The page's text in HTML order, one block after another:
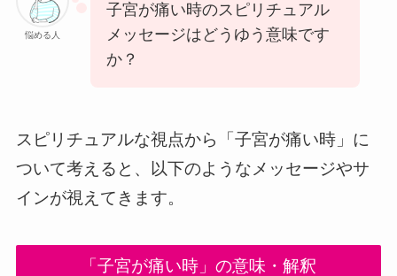
悩める人
子宮が痛い時のスピリチュアル
メッセージはどうゆう意味です
か？
スピリチュアルな視点から「子宮が痛い時」に
ついて考えると、以下のようなメッセージやサ
インが視えてきます。
「子宮が痛い時」の意味・解釈